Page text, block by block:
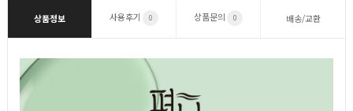
상품정보 사용후기 0 상품문의 0 배송/교환